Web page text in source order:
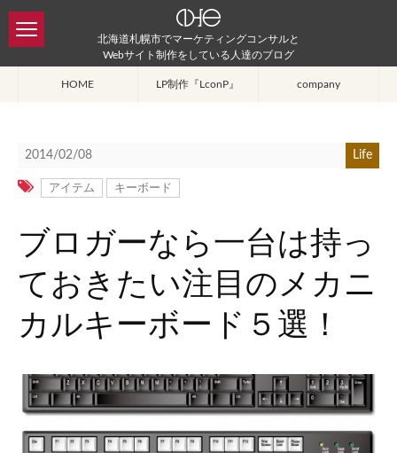
北海道札幌市でマーケティングコンサルと
Webサイト制作をしている人達のブログ
HOME LP制作『LconP』 company
2014/02/08 Life
アイテム キーボード
ブロガーなら一台は持っ
ておきたい注目のメカニ
カルキーボード５選！